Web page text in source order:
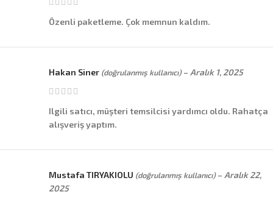
Özenli paketleme. Çok memnun kaldım.
Hakan Siner (doğrulanmış kullanıcı) – Aralık 1, 2025
Ilgili satıcı, müşteri temsilcisi yardımcı oldu. Rahatça
alışveriş yaptım.
Mustafa TIRYAKIOLU (doğrulanmış kullanıcı) – Aralık 22,
2025